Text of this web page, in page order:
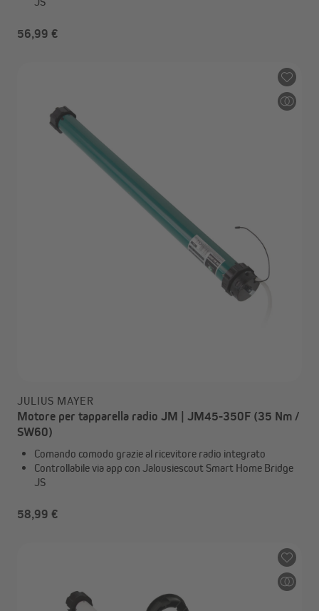
56,99 €
JULIUS MAYER
Motore per tapparella radio JM | JM45-350F (35 Nm /
SW60)
Comando comodo grazie al ricevitore radio integrato
Controllabile via app con Jalousiescout Smart Home Bridge
JS
58,99 €